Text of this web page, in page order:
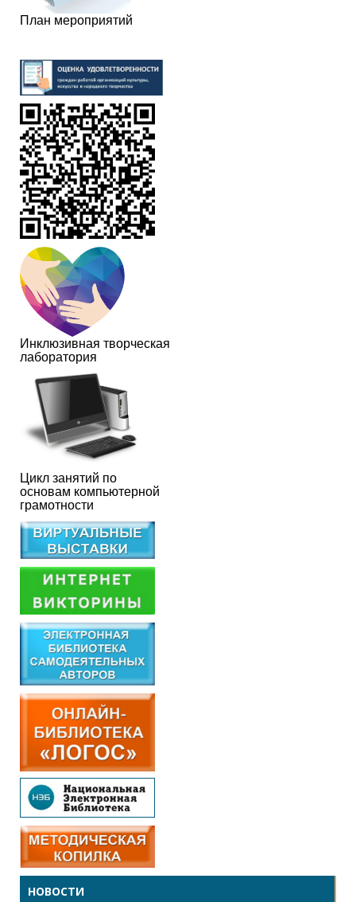
План мероприятий
Инклюзивная творческая
лаборатория
Цикл занятий по
основам компьютерной
грамотности
НОВОСТИ